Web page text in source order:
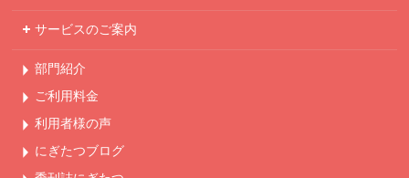
サービスのご案内
部門紹介
ご利用料金
利用者様の声
にぎたつブログ